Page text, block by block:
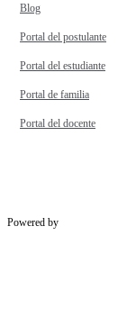
Blog
Portal del postulante
Portal del estudiante
Portal de familia
Portal del docente
Powered by